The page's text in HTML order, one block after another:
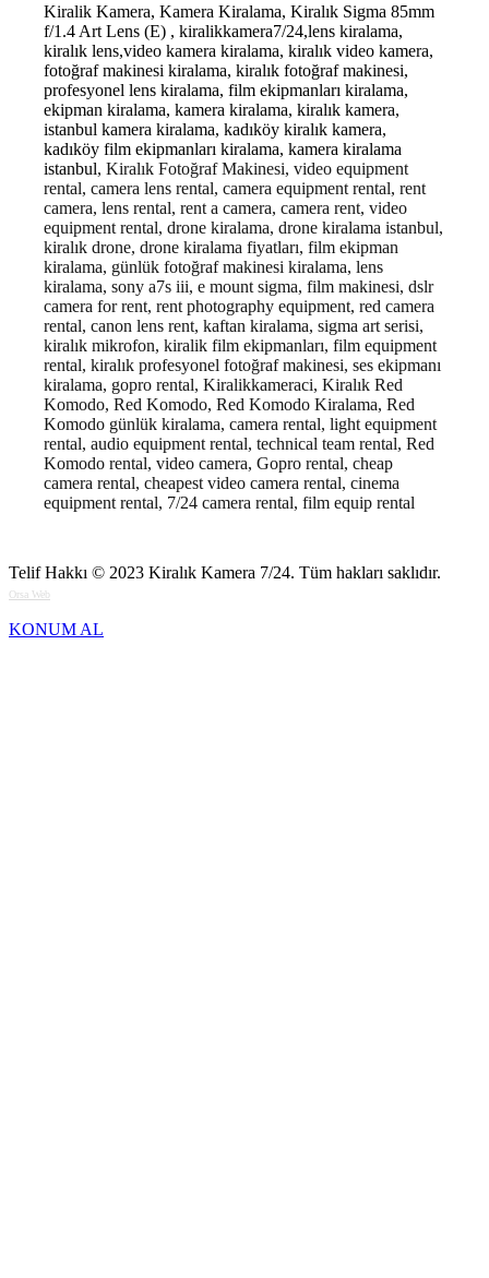
Kiralik Kamera, Kamera Kiralama, Kiralık Sigma 85mm
f/1.4 Art Lens (E) , kiralikkamera7/24,lens kiralama,
kiralık lens,video kamera kiralama, kiralık video kamera,
fotoğraf makinesi kiralama, kiralık fotoğraf makinesi,
profesyonel lens kiralama, film ekipmanları kiralama,
ekipman kiralama, kamera kiralama, kiralık kamera,
istanbul kamera kiralama, kadıköy kiralık kamera,
kadıköy film ekipmanları kiralama, kamera kiralama
istanbul, Kiralık Fotoğraf Makinesi, video equipment
rental, camera lens rental, camera equipment rental, rent
camera, lens rental, rent a camera, camera rent, video
equipment rental, drone kiralama, drone kiralama istanbul,
kiralık drone, drone kiralama fiyatları, film ekipman
kiralama, günlük fotoğraf makinesi kiralama, lens
kiralama, sony a7s iii, e mount sigma, film makinesi, dslr
camera for rent, rent photography equipment, red camera
rental, canon lens rent, kaftan kiralama, sigma art serisi,
kiralık mikrofon, kiralik film ekipmanları, film equipment
rental, kiralık profesyonel fotoğraf makinesi, ses ekipmanı
kiralama, gopro rental, Kiralikkameraci, Kiralık Red
Komodo, Red Komodo, Red Komodo Kiralama, Red
Komodo günlük kiralama, camera rental, light equipment
rental, audio equipment rental, technical team rental, Red
Komodo rental, video camera, Gopro rental, cheap
camera rental, cheapest video camera rental, cinema
equipment rental, 7/24 camera rental, film equip rental
Telif Hakkı © 2023 Kiralık Kamera 7/24. Tüm hakları saklıdır.
Orsa Web
KONUM AL